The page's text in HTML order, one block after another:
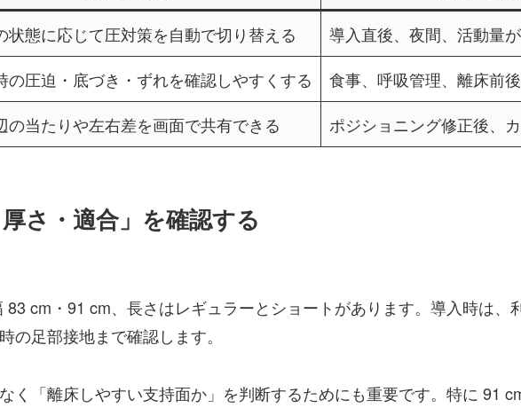
状態に応じて圧対策を自動で切り替える
導入直後、夜間、活動量
の圧迫・底づき・ずれを確認しやすくする
食事、呼吸管理、離床前後
の当たりや左右差を画面で共有できる ポジショニング修正後、
さ・適合」を確認する
cm・91 cm、長さはレギュラーとショートがあります。導入時は
の足部接地まで確認します。
く「離床しやすい支持面か」を判断するためにも重要です。特に 91